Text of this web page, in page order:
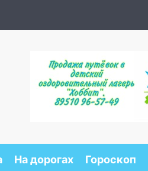
На дорогах Гороскоп